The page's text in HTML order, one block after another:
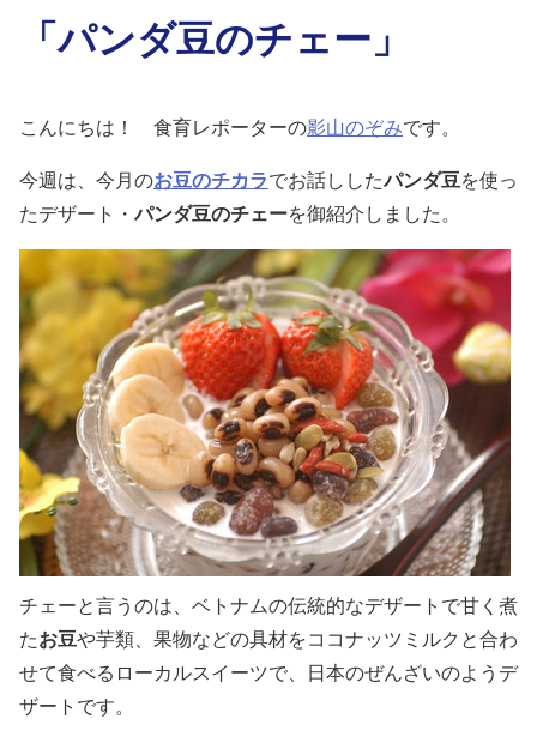
「パンダ豆のチェー」
こんにちは！ 食育レポーターの影山のぞみです。
今週は、今月のお豆のチカラでお話ししたパンダ豆を使っ
たデザート・パンダ豆のチェーを御紹介しました。
チェーと言うのは、ベトナムの伝統的なデザートで甘く煮
たお豆や芋類、果物などの具材をココナッツミルクと合わ
せて食べるローカルスイーツで、日本のぜんざいのようデ
ザートです。